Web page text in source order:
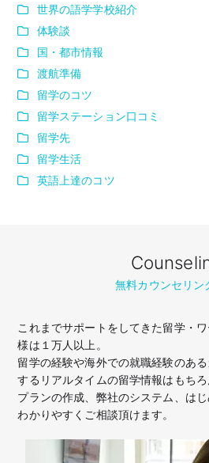
世界の語学学校紹介
体験談
国・都市情報
渡航準備
留学のコツ
留学ステーション口コミ
留学先
留学生活
英語上達のコツ
無料カウンセリン
これまでサポートをしてきた留学・
様は１万人以上。
留学の経験や海外での就職経験のあ
するリアルタイムの留学情報はもちろ
プランの作成、弊社のシステム、は
わかりやすくご相談頂けます。